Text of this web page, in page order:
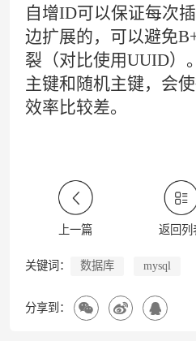
自增ID可以保证每次
边扩展的，可以避免
裂（对比使用UUID）
主键和随机主键，会
效率比较差。
上一篇 返回列
关键词： 数据库 mysql
分享到：